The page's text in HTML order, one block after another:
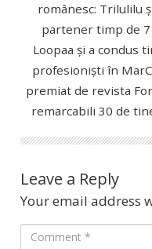
românesc: Trilulilu
partener timp de
Loopaa și a condus
profesioniști în
premiat de revista
remarcabili 30 de
Leave a Reply
Your email address